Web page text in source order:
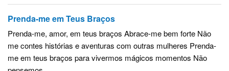
Prenda-me em Teus Braços
Prenda-me, amor, em teus braços Abrace-me bem forte Não
me contes histórias e aventuras com outras mulheres Prenda-
me em teus braços para vivermos mágicos momentos Não